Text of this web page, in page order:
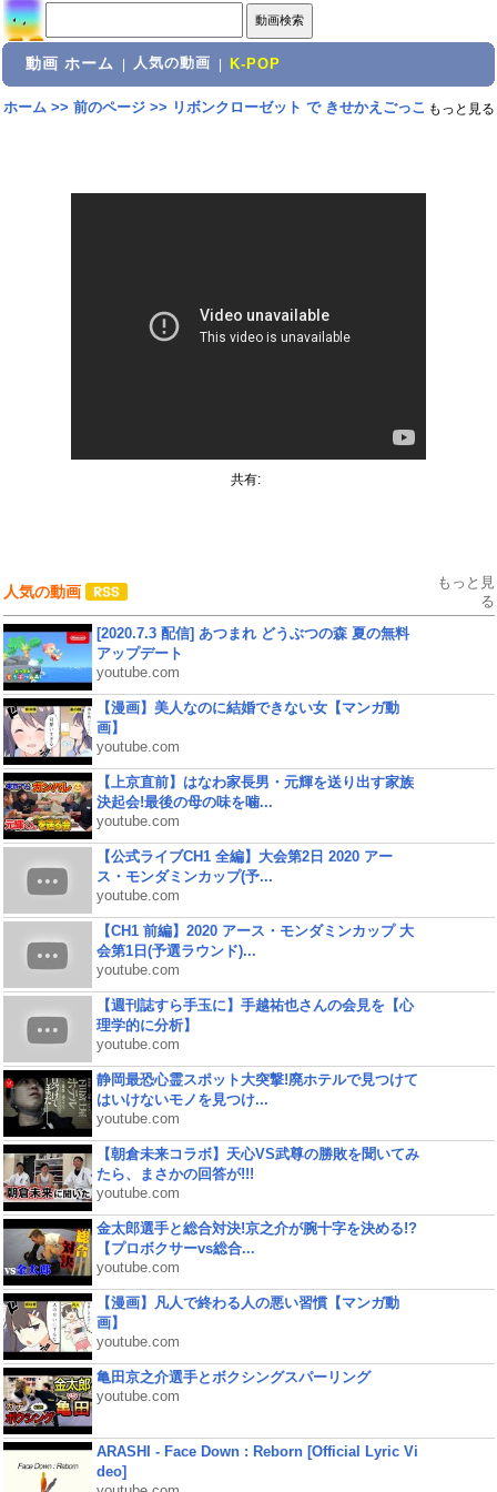
動画 ホーム 人気の動画 K-POP
ホーム>> 前のページ>> リボンクローゼット で きせかえごっこ もっと見る
共有:
人気の動画
もっと見
る
[2020.7.3 配信] あつまれ どうぶつの森 夏の無料
アップデート
youtube.com
【漫画】美人なのに結婚できない女【マンガ動
画】
youtube.com
【上京直前】はなわ家長男・元輝を送り出す家族
決起会!最後の母の味を噛...
youtube.com
【公式ライブCH1 全編】大会第2日 2020 アー
ス・モンダミンカップ(予...
youtube.com
【CH1 前編】2020 アース・モンダミンカップ 大
会第1日(予選ラウンド)...
youtube.com
【週刊誌すら手玉に】手越祐也さんの会見を【心
理学的に分析】
youtube.com
静岡最恐心霊スポット大突撃!廃ホテルで見つけて
はいけないモノを見つけ...
youtube.com
【朝倉未来コラボ】天心VS武尊の勝敗を聞いてみ
たら、まさかの回答が!!!
youtube.com
金太郎選手と総合対決!京之介が腕十字を決める!?
【プロボクサーvs総合...
youtube.com
【漫画】凡人で終わる人の悪い習慣【マンガ動
画】
youtube.com
亀田京之介選手とボクシングスパーリング
youtube.com
ARASHI - Face Down : Reborn [Official Lyric Vi
deo]